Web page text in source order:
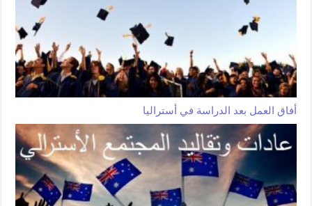
أفاق العمل بعد الدراسة في أستراليا